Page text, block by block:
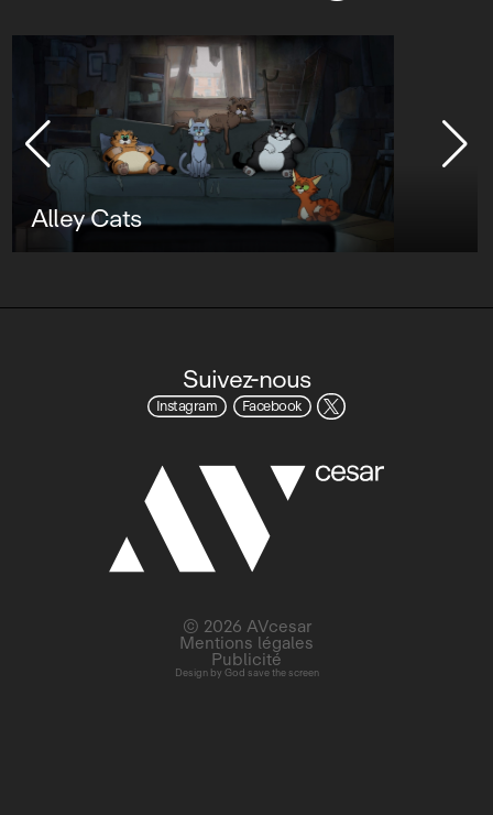
Star Wars : Visions Présente - Le
Neuvième Jedi
Suivez-nous
Instagram Facebook
Design by God save the screen
© 2026 AVcesar
Mentions légales
Publicité